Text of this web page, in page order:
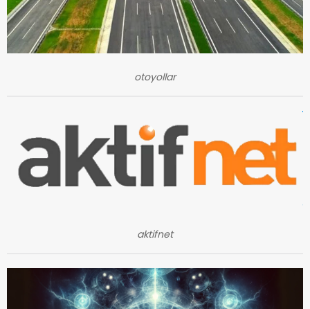
otoyollar
aktifnet